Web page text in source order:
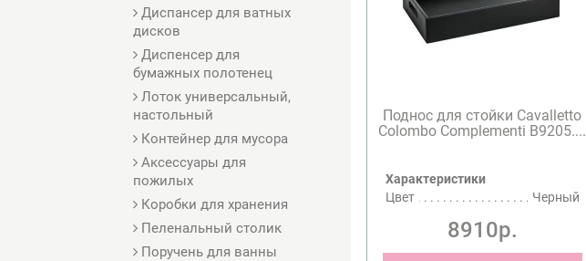
Диспансер для ватных
дисков
Диспенсер для
бумажных полотенец
Лоток универсальный,
настольный
Контейнер для мусора
Аксессуары для
пожилых
Коробки для хранения
Пеленальный столик
Поручень для ванны
Поднос для стойки Cavalletto
Colombo Complementi B9205....
Характеристики
Цвет
Черный
8910р.